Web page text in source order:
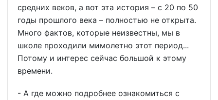
средних веков, а вот эта история – с 20 по 50
годы прошлого века – полностью не открыта.
Много фактов, которые неизвестны, мы в
школе проходили мимолетно этот период...
Потому и интерес сейчас большой к этому
времени.
- А где можно подробнее ознакомиться с